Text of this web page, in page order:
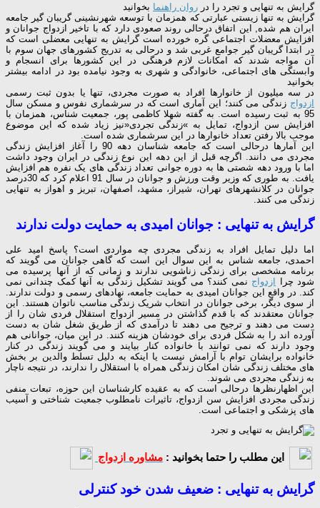
گرایش به تنهایی و تجرد را در روان راهنما بخوانید
گرایش به تنها زیستی عبارتی که همزمان با توسعه شهرنشینی گریبان گیر جامعه
ایران هم شده, این اتفاق درحالی روند صعودی دارد که با تاخیر ازدواج جوانان و
افزایش معضلات اجتماعی گره خورده است گرایش به تنهایی معضلی است که
در ابتدا گریبان گیر جوامع غربی شد و درحالی به تدریج کشورهای جهان سوم با
آن مواجه شدند که امکانات لازم فرهنگی در این کشورها برای انسجام و
وابستگی های اجتماعی، خانوادگی و شهری به وجود نیامده بود در ادامه بیشتر
بخوانید
در سه میلیون از خانوارها افراد به صورت مجردی، تنها یا بدون ثبت رسمی
ازدواج زندگی می کنند؛ این آماری است که در سرشماری نفوس و مسکن سال
95 به ثبت رسیده است. به گفته شهلا کاظمی پور، جمعیت شناس، همزمان با
افزایش سن ازدواج، تمایل به »زندگی تجردی«نیز زیاد شده که این موضوع
موجب بالا رفتن تعداد خانوارها در این سرشماری شده است.
این آمارها درحالی است که جامعه شناسان دهه 90 را آغاز افزایش زندگی
مجردی می دانند. اگرچه قبل از این دهه این نوع زندگی در ایران وجود داشت
اما با ورود دهه شصتی ها به دوره جوانی تعداد زندگی های یک نفره هم افزایش
یافت. به طوری که وزیر وقت ورزش و جوانان در سال 91 اعلام کرد که 30درصد
جوانان در کلانشهرهای تهران، شیراز، مشهد، اصفهان، تبریز و اهواز به تنهایی
زندگی می کنند.
گرایش به تنهایی : جوانان امیدی به حمایت دولت ندارند
اما دلیل تمایل افراد به زندگی مجردی چه مواردی است؟ پاسخ امید علی
احمدی، جامعه شناس به این سوال این است که گاهی جوانان می گویند که
برنامه مشخصی برای زندگی زناشویی ندارند و زمانی که از آنها پرسیده می
شود چرا
ازدواج نمی کنند؟ می گویند تشکیل زندگی به آنها کمک چندانی نمی
کند. در واقع این جوانان امیدی به حمایت جامعه، نهادهای رسمی و دولت ندارند.
از سوی دیگر، برخی جوانان در انتخاب شریک زندگی مناسب ناتوان هستند. این
جوانان معتقدند که با قدم گذاشتن در مسیر ازدواج استقلال فردی شان را از
دست می دهند و ترجیح می دهند تا درآمدی که از طریق شغل شان به دست
آورده اند را به شکل فردی برای خودشان هزینه کنند. در این میان، جوانانی هم
وجود دارند که نمی توانند با خانواده کنار بیایند و می گویند زندگی در کنار
خانواده برایشان توام با آرامش نیست یا اینکه به دلیل تسلط والدین بر بخش
های مختلف زندگی شان امکان زندگی همراه با استقلال را ندارند، در نتیجه ناچار
به زندگی مجردی می شوند.
این اظهارنظرها درحالی است که به عقیده کارشناسان این حوزه، تبعات منفی
زندگی مجردی افزایش سن ازدواج، تاثیرات نامطلوب جمعیت شناختی و آسیب
های پزشکی و اجتماعی است.
این مطلب را حتما بخوانید : مشاوره ازدواج
گرایش به تنهایی : ضعیف شدن خود کنترلی